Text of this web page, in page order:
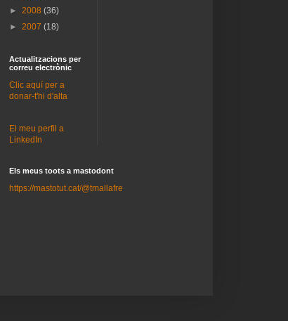
► 2008 (36)
► 2007 (18)
Actualitzacions per
correu electrònic
Clic aquí per a
donar-t'hi d'alta
El meu perfil a
LinkedIn
Els meus toots a mastodont
https://mastotut.cat/@tmallafre